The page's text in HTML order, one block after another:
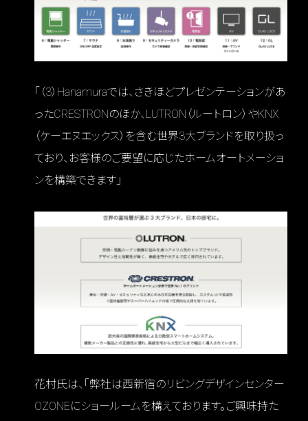
「（3）Hanamuraでは、さきほどプレゼンテーションがあ
ったCRESTRONのほか、LUTRON（ルートロン）やKNX
（ケーエヌエックス）を含む世界3大ブランドを取り扱っ
ており、お客様のご要望に応じたホームオートメーショ
ンを構築できます」
花村氏は、「弊社は西新宿のリビングデザインセンター
OZONEにショールームを構えております。ご興味持た